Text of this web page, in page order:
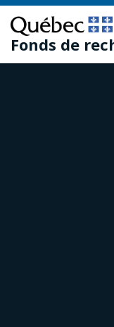
Passer
au
contenu
principal
Passer
au
pied
de
Fonds de